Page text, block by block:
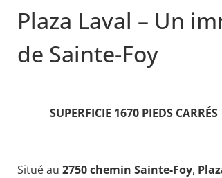
Plaza Laval – Un
de Sainte-Foy
SUPERFICIE 1670 PIEDS
Situé au 2750 chemin Sainte-Foy,